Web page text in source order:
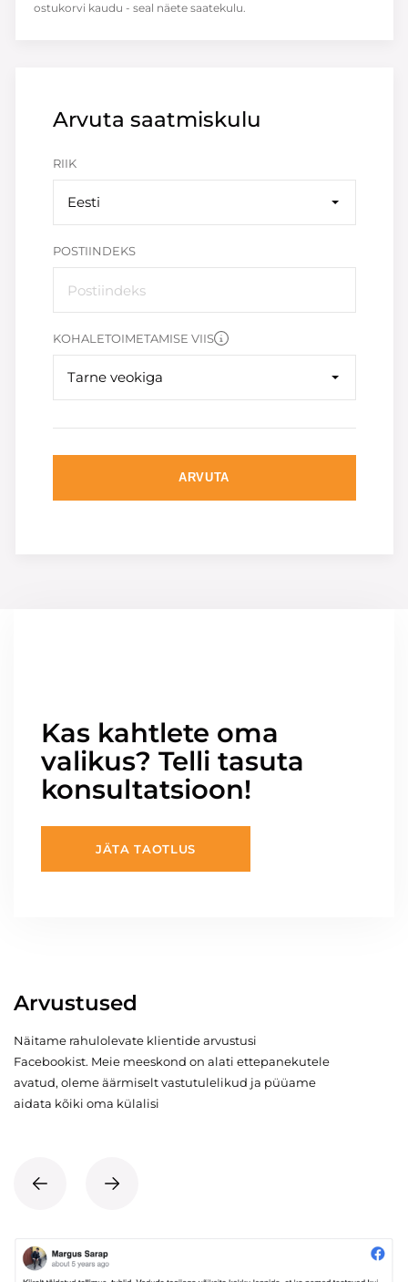
Arvuta saatmiskulu
RIIK
Eesti
POSTIINDEKS
KOHALETOIMETAMISE VIIS
Tarne veokiga
ARVUTA
ostukorvi kaudu - seal näete saatekulu.
Kas kahtlete oma
valikus? Telli tasuta
konsultatsioon!
JÄTA TAOTLUS
Arvustused
Näitame rahulolevate klientide arvustusi
Facebookist. Meie meeskond on alati ettepanekutele
avatud, oleme äärmiselt vastutulelikud ja püüame
aidata kõiki oma külalisi